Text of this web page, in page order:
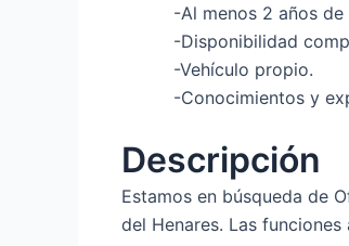
-Al menos 2 años
-Disponibilidad
-Vehículo propio.
-Conocimientos y
Descripción
Estamos en búsqueda de
del Henares. Las funciones